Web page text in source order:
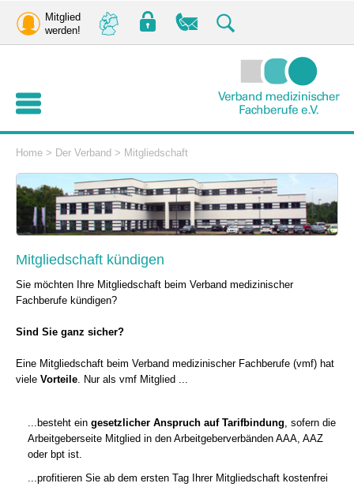
Mitglied
werden!
Home > Der Verband > Mitgliedschaft
Mitgliedschaft kündigen
Sie möchten Ihre Mitgliedschaft beim Verband medizinischer
Fachberufe kündigen?
Sind Sie ganz sicher?
Eine Mitgliedschaft beim Verband medizinischer Fachberufe (vmf) hat
viele Vorteile. Nur als vmf Mitglied ...
...besteht ein gesetzlicher Anspruch auf Tarifbindung, sofern die
Arbeitgeberseite Mitglied in den Arbeitgeberverbänden AAA, AAZ
oder bpt ist.
...profitieren Sie ab dem ersten Tag Ihrer Mitgliedschaft kostenfrei